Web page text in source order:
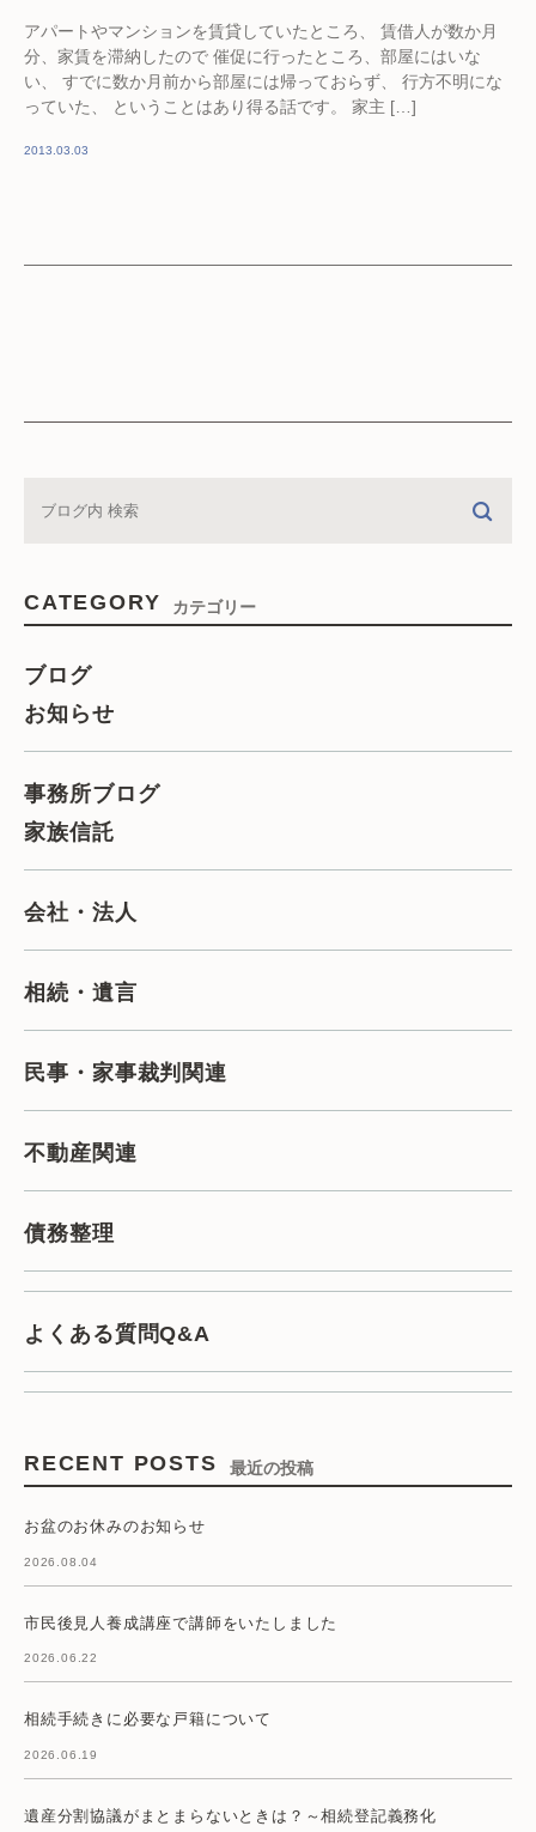
アパートやマンションを賃貸していたところ、 賃借人が数か月
分、家賃を滞納したので 催促に行ったところ、部屋にはいな
い、 すでに数か月前から部屋には帰っておらず、 行方不明にな
っていた、 ということはあり得る話です。 家主 […]
2013.03.03
CATEGORY カテゴリー
ブログ
お知らせ
事務所ブログ
家族信託
会社・法人
相続・遺言
民事・家事裁判関連
不動産関連
債務整理
よくある質問Q&A
RECENT POSTS 最近の投稿
お盆のお休みのお知らせ
2026.08.04
市民後見人養成講座で講師をいたしました
2026.06.22
相続手続きに必要な戸籍について
2026.06.19
遺産分割協議がまとまらないときは？～相続登記義務化